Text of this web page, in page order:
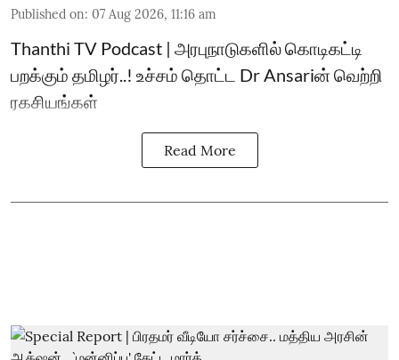
Published on: 07 Aug 2026, 11:16 am
Thanthi TV Podcast | அரபுநாடுகளில் கொடிகட்டி
பறக்கும் தமிழர்..! உச்சம் தொட்ட Dr Ansariன் வெற்றி
ரகசியங்கள்
Read More